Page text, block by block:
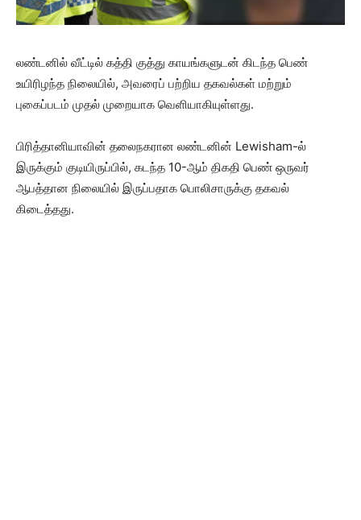
லண்டனில் வீட்டில் கத்தி குத்து காயங்களுடன் கிடந்த பெண்
உயிரிழந்த நிலையில், அவரைப் பற்றிய தகவல்கள் மற்றும்
புகைப்படம் முதல் முறையாக வெளியாகியுள்ளது.
பிரித்தானியாவின் தலைநகரான லண்டனின் Lewisham-ல்
இருக்கும் குடியிருப்பில், கடந்த 10-ஆம் திகதி பெண் ஒருவர்
ஆபத்தான நிலையில் இருப்பதாக பொலிசாருக்கு தகவல்
கிடைத்தது.